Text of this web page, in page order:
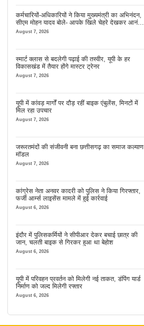
कर्मचारियों-अधिकारियों ने किया मुख्यमंत्री का अभिनंदन,
सीएम मोहन यादव बोले- आपके खिले चेहरे देखकर आनंद
आता है
August 7, 2026
स्मार्ट क्लास से बदलेगी पढ़ाई की तस्वीर, यूपी के हर
विकासखंड में तैयार होंगे मास्टर ट्रेनर
August 7, 2026
यूपी में कांवड़ मार्गों पर दौड़ रहीं बाइक एंबुलेंस, मिनटों में
मिल रहा उपचार
August 7, 2026
जरूरतमंदों की संजीवनी बना छत्तीसगढ़ का समाज कल्याण
मॉडल
August 7, 2026
कांग्रेस नेता अनवर कादरी को पुलिस ने किया गिरफ्तार,
फर्जी आर्म्स लाइसेंस मामले में हुई कार्रवाई
August 6, 2026
इंदौर में पुलिसकर्मियों ने सीपीआर देकर बचाई छात्र की
जान, चलती बाइक से गिरकर हुआ था बेहोश
August 6, 2026
यूपी में परिवहन प्रवर्तन को मिलेगी नई ताकत, डंपिंग यार्ड
निर्माण को जल्द मिलेगी रफ्तार
August 6, 2026